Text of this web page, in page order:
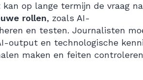
op lange termijn de vraag
rollen, zoals AI-
en testen. Journalisten
output en technologische
maken en feiten